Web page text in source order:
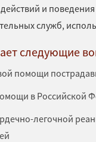
и
служб,
следующие
помощи
в Российской
легочной